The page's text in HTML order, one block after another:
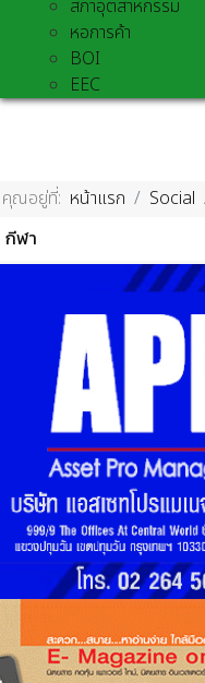
สภาอุตสาหกรรม
หอการค้า
BOI
EEC
คุณอยู่ที่: หน้าแรก Social
กีฬา